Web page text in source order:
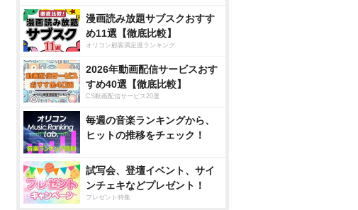
漫画読み放題サブスクおすす
め11選【徹底比較】
オリコン顧客満足度ランキング
2026年動画配信サービスおす
すめ40選【徹底比較】
CS動画配信サービス20選
毎週の音楽ランキングから、
ヒットの推移をチェック！
試写会、登壇イベント、サイ
ンチェキなどプレゼント！
プレゼント特集